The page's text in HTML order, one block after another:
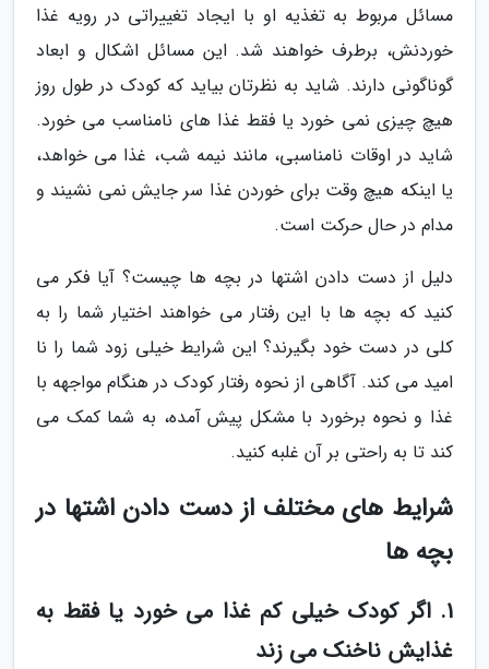
مسائل مربوط به تغذیه او با ایجاد تغییراتی در رویه غذا
خوردنش، برطرف خواهند شد. این مسائل اشکال و ابعاد
گوناگونی دارند. شاید به نظرتان بیاید که کودک در طول روز
هیچ چیزی نمی خورد یا فقط غذا های نامناسب می خورد.
شاید در اوقات نامناسبی، مانند نیمه شب، غذا می خواهد،
یا اینکه هیچ وقت برای خوردن غذا سر جایش نمی نشیند و
مدام در حال حرکت است.
دلیل از دست دادن اشتها در بچه ها چیست؟ آیا فکر می
کنید که بچه ها با این رفتار می خواهند اختیار شما را به
کلی در دست خود بگیرند؟ این شرایط خیلی زود شما را نا
امید می کند. آگاهی از نحوه رفتار کودک در هنگام مواجهه با
غذا و نحوه برخورد با مشکل پیش آمده، به شما کمک می
کند تا به راحتی بر آن غلبه کنید.
شرایط های مختلف از دست دادن اشتها در
بچه ها
1. اگر کودک خیلی کم غذا می خورد یا فقط به
غذایش ناخنک می زند